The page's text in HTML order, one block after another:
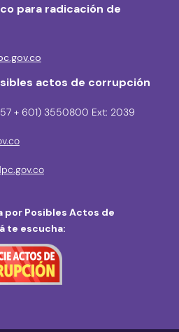
para radicación de
actos de corrupción
+ 601) 3550800 Ext: 2039
por Posibles Actos de
te escucha: